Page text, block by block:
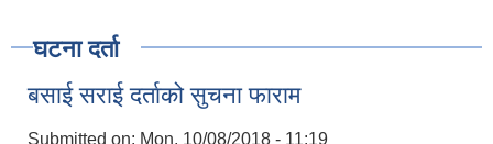
घटना दर्ता
बसाई सराई दर्ताको सुचना फाराम
Submitted on: Mon, 10/08/2018 - 11:19